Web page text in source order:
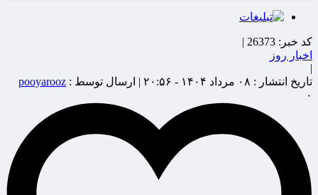
کد خبر: 26373 |
اخبار روز
|
تاریخ انتشار : ۰۸ مرداد ۱۴۰۴ - ۲۰:۵۶ | ارسال توسط : pooyarooz
۰